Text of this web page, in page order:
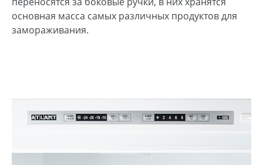
основная масса самых различных продуктов для
замораживания.